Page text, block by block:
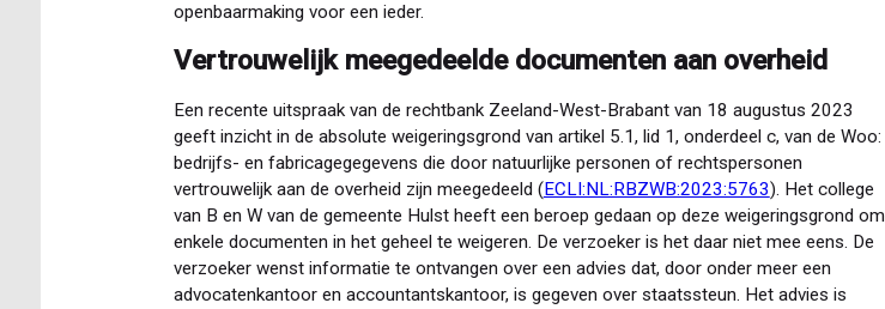
openbaarmaking voor een ieder.
Vertrouwelijk meegedeelde documenten aan overheid
Een recente uitspraak van de rechtbank Zeeland-West-Brabant van 18 augustus 2023
geeft inzicht in de absolute weigeringsgrond van artikel 5.1, lid 1, onderdeel c, van de Woo:
bedrijfs- en fabricagegegevens die door natuurlijke personen of rechtspersonen
vertrouwelijk aan de overheid zijn meegedeeld (ECLI:NL:RBZWB:2023:5763). Het college
van B en W van de gemeente Hulst heeft een beroep gedaan op deze weigeringsgrond om
enkele documenten in het geheel te weigeren. De verzoeker is het daar niet mee eens. De
verzoeker wenst informatie te ontvangen over een advies dat, door onder meer een
advocatenkantoor en accountantskantoor, is gegeven over staatssteun. Het advies is